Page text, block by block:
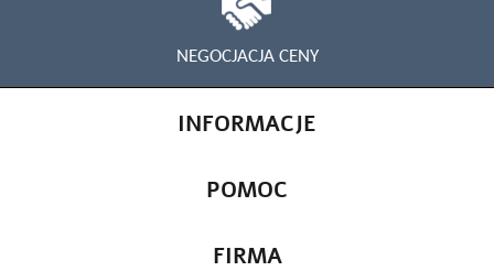
NEGOCJACJA CENY
INFORMACJE
POMOC
FIRMA